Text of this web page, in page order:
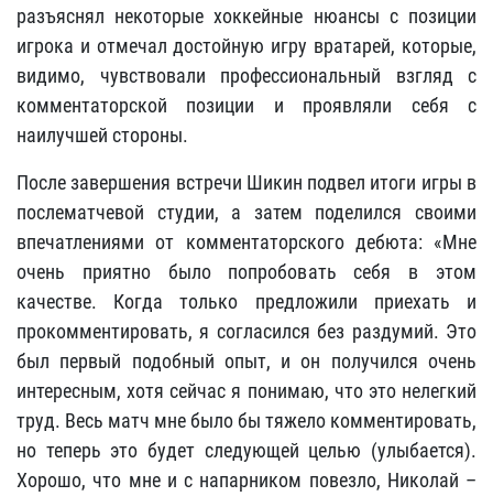
разъяснял некоторые хоккейные нюансы с позиции
игрока и отмечал достойную игру вратарей, которые,
видимо, чувствовали профессиональный взгляд с
комментаторской позиции и проявляли себя с
наилучшей стороны.
После завершения встречи Шикин подвел итоги игры в
послематчевой студии, а затем поделился своими
впечатлениями от комментаторского дебюта: «Мне
очень приятно было попробовать себя в этом
качестве. Когда только предложили приехать и
прокомментировать, я согласился без раздумий. Это
был первый подобный опыт, и он получился очень
интересным, хотя сейчас я понимаю, что это нелегкий
труд. Весь матч мне было бы тяжело комментировать,
но теперь это будет следующей целью (улыбается).
Хорошо, что мне и с напарником повезло, Николай –